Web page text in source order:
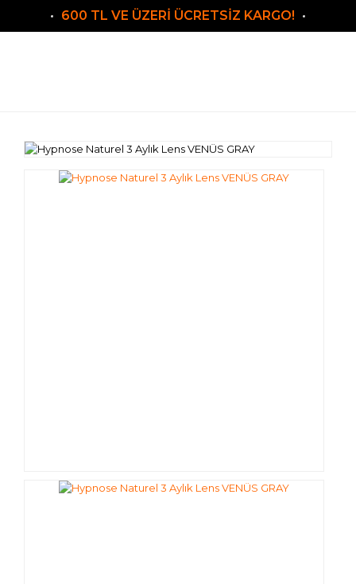
600 TL VE ÜZERİ ÜCRETSİZ KARGO!